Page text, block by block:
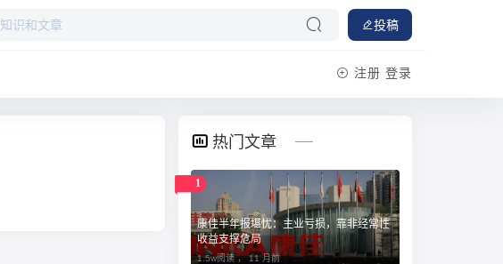
投稿
注册 登录
热门文章
1
康佳半年报堪忧：主业亏损，靠非经常性
收益支撑危局
1.5w阅读 ，11 月前